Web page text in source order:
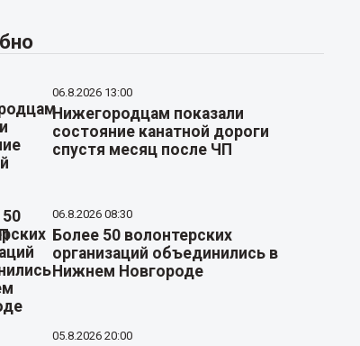
06.8.2026 13:00
Нижегородцам показали
состояние канатной дороги
спустя месяц после ЧП
06.8.2026 08:30
Более 50 волонтерских
организаций объединились в
Нижнем Новгороде
05.8.2026 20:00